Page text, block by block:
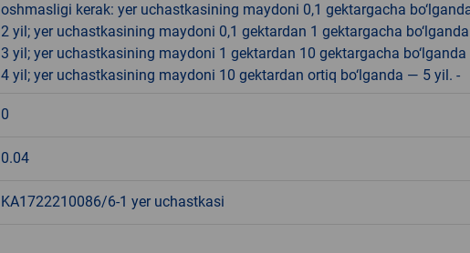
oshmasligi kerak: yer uchastkasining maydoni 0,1 gektargacha
2 yil; yer uchastkasining maydoni 0,1 gektardan 1 gektargacha
3 yil; yer uchastkasining maydoni 1 gektardan 10 gektargacha
4 yil; yer uchastkasining maydoni 10 gektardan ortiq bo‘lganda — 5 yil. -
0
0.04
KA1722210086/6-1 yer uchastkasi